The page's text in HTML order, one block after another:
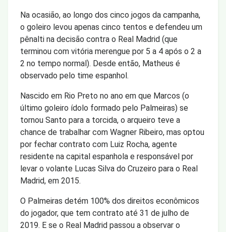
Na ocasião, ao longo dos cinco jogos da campanha,
o goleiro levou apenas cinco tentos e defendeu um
pênalti na decisão contra o Real Madrid (que
terminou com vitória merengue por 5 a 4 após o 2 a
2 no tempo normal). Desde então, Matheus é
observado pelo time espanhol.
Nascido em Rio Preto no ano em que Marcos (o
último goleiro ídolo formado pelo Palmeiras) se
tornou Santo para a torcida, o arqueiro teve a
chance de trabalhar com Wagner Ribeiro, mas optou
por fechar contrato com Luiz Rocha, agente
residente na capital espanhola e responsável por
levar o volante Lucas Silva do Cruzeiro para o Real
Madrid, em 2015.
O Palmeiras detém 100% dos direitos econômicos
do jogador, que tem contrato até 31 de julho de
2019. E se o Real Madrid passou a observar o